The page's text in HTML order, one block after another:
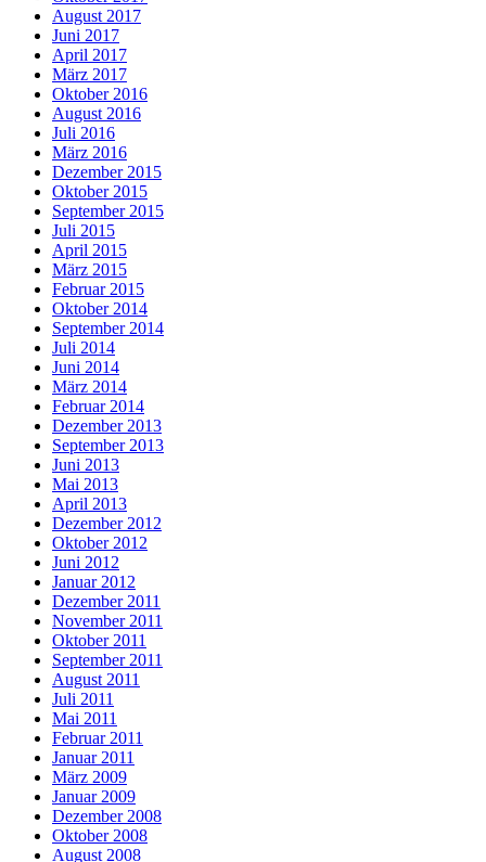
August 2017
Juni 2017
April 2017
März 2017
Oktober 2016
August 2016
Juli 2016
März 2016
Dezember 2015
Oktober 2015
September 2015
Juli 2015
April 2015
März 2015
Februar 2015
Oktober 2014
September 2014
Juli 2014
Juni 2014
März 2014
Februar 2014
Dezember 2013
September 2013
Juni 2013
Mai 2013
April 2013
Dezember 2012
Oktober 2012
Juni 2012
Januar 2012
Dezember 2011
November 2011
Oktober 2011
September 2011
August 2011
Juli 2011
Mai 2011
Februar 2011
Januar 2011
März 2009
Januar 2009
Dezember 2008
Oktober 2008
August 2008